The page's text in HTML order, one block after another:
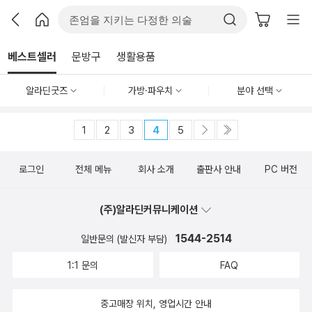
베스트셀러 문방구 생활용품
알라딘굿즈 가방·파우치 분야 선택
1 2 3 4 5
로그인 전체 메뉴 회사 소개 출판사 안내 PC 버전
(주)알라딘커뮤니케이션
일반문의 (발신자 부담) 1544-2514
1:1 문의 FAQ
중고매장 위치, 영업시간 안내